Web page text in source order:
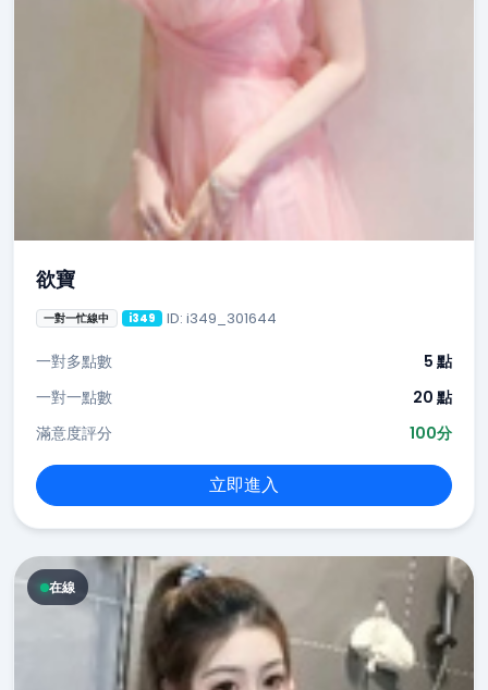
欲寶
一對一忙線中 i349 ID: i349_301644
一對多點數
5 點
一對一點數
20 點
滿意度評分
100分
立即進入
在線